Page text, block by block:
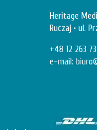
Heritage
Ruczaj • ul.
+48 12 263
e-mail: